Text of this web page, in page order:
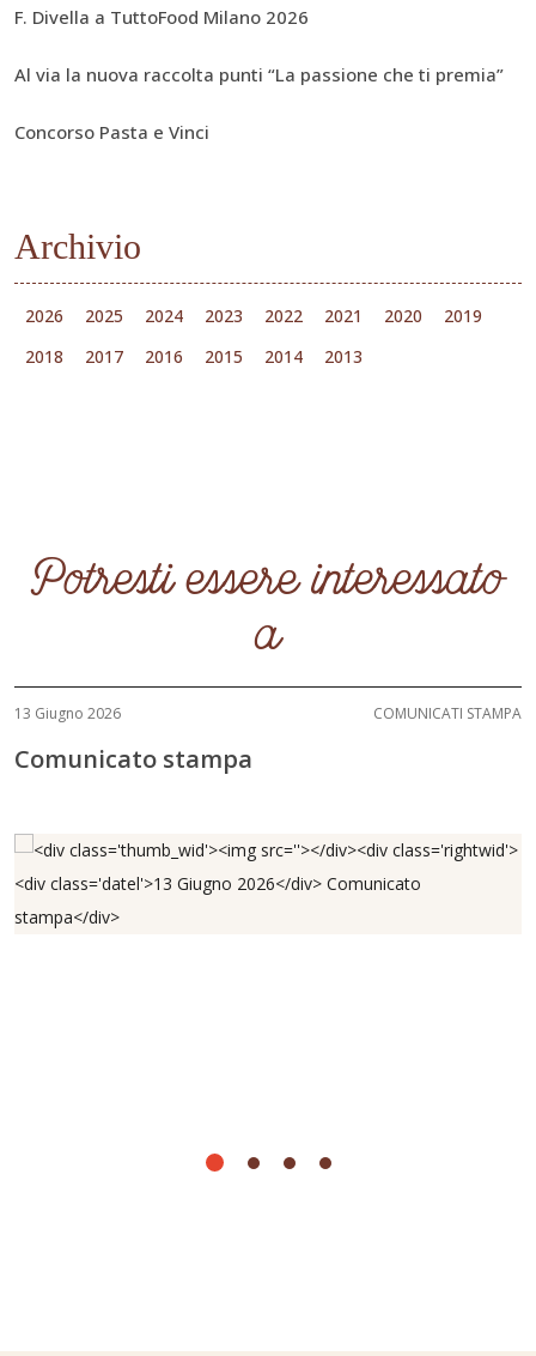
F. Divella a TuttoFood Milano 2026
Al via la nuova raccolta punti “La passione che ti premia”
Concorso Pasta e Vinci
Archivio
2026 2025 2024 2023 2022 2021 2020
2019
2018
2017 2016 2015 2014 2013
Potresti essere interessato
a
13 Giugno 2026 COMUNICATI STAMPA
Comunicato stampa